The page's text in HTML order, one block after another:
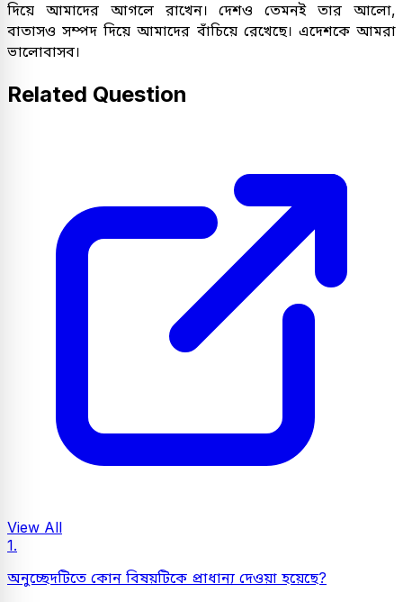
দিয়ে আমাদের আগলে রাখেন। দেশও তেমনই তার আলো,
বাতাসও সম্পদ দিয়ে আমাদের বাঁচিয়ে রেখেছে। এদেশকে আমরা
ভালোবাসব।
Related Question
View All
1.
অনুচ্ছেদটিতে কোন বিষয়টিকে প্রাধান্য দেওয়া হয়েছে?